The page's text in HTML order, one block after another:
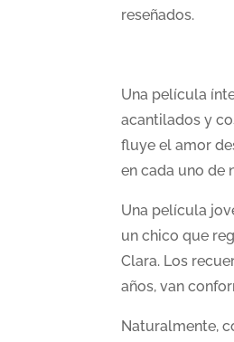
reseñados.
Una película
acantilados y
fluye el amor
en cada uno de
Una película
un chico que
Clara. Los
años, van
Naturalmente,